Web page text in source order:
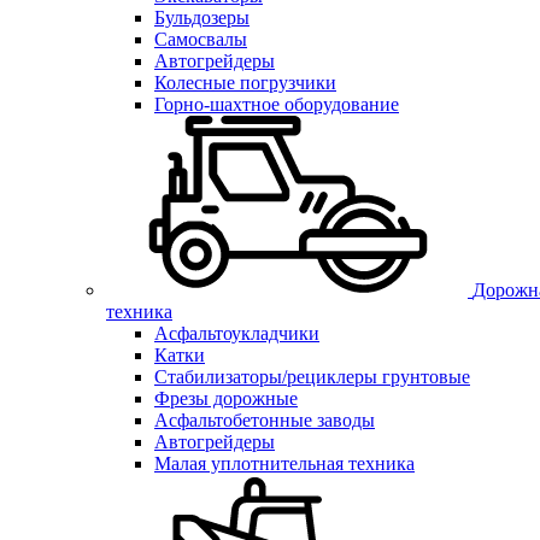
Бульдозеры
Самосвалы
Автогрейдеры
Колесные погрузчики
Горно-шахтное оборудование
техника
Асфальтоукладчики
Катки
Стабилизаторы/рециклеры грунтовые
Фрезы дорожные
Асфальтобетонные заводы
Автогрейдеры
Малая уплотнительная техника